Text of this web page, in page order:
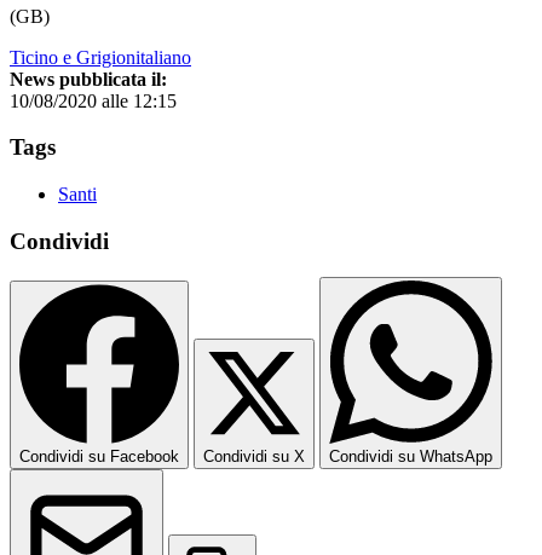
(GB)
Ticino e Grigionitaliano
News pubblicata il:
10/08/2020 alle 12:15
Tags
Santi
Condividi
Condividi su Facebook Condividi su X Condividi su WhatsApp